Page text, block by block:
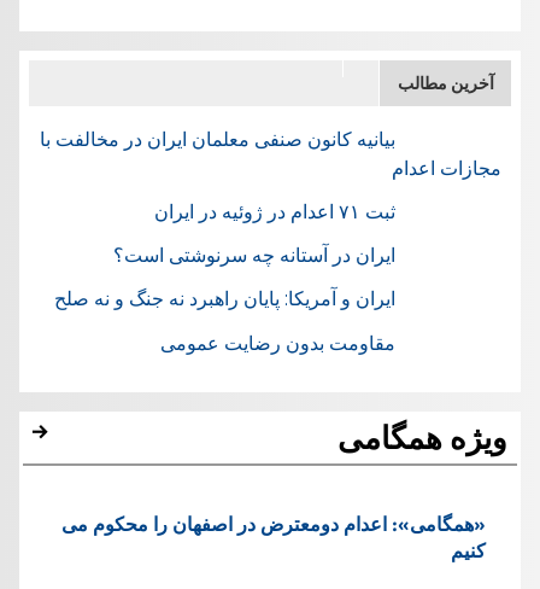
آخرین مطالب
بیانیه کانون صنفی معلمان ایران در مخالفت با
مجازات اعدام
ثبت ۷۱ اعدام در ژوئيه در ایران
ایران در آستانه چه سرنوشتی است؟
ایران و آمریکا: پایان راهبرد نه جنگ و نه صلح
مقاومت بدون رضایت عمومی
ویژه همگامی
«همگامی»: اعدام دومعترض در اصفهان را محکوم می
کنیم